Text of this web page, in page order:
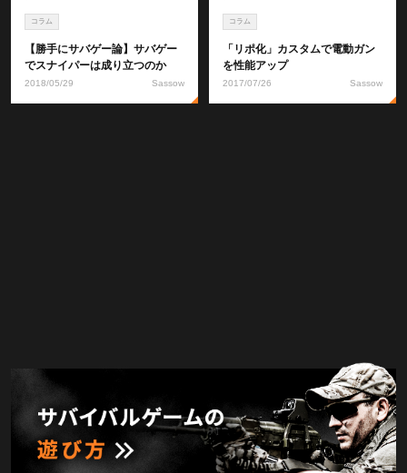
コラム
【勝手にサバゲー論】サバゲー
でスナイパーは成り立つのか
2018/05/29 Sassow
コラム
「リポ化」カスタムで電動ガン
を性能アップ
2017/07/26 Sassow